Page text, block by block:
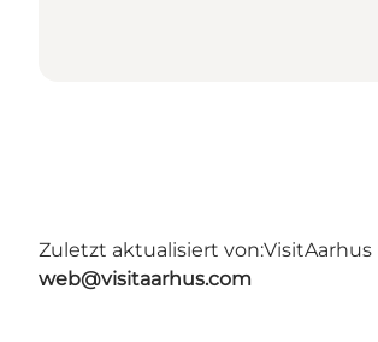
Zuletzt aktualisiert von:VisitAarhus
web@visitaarhus.com